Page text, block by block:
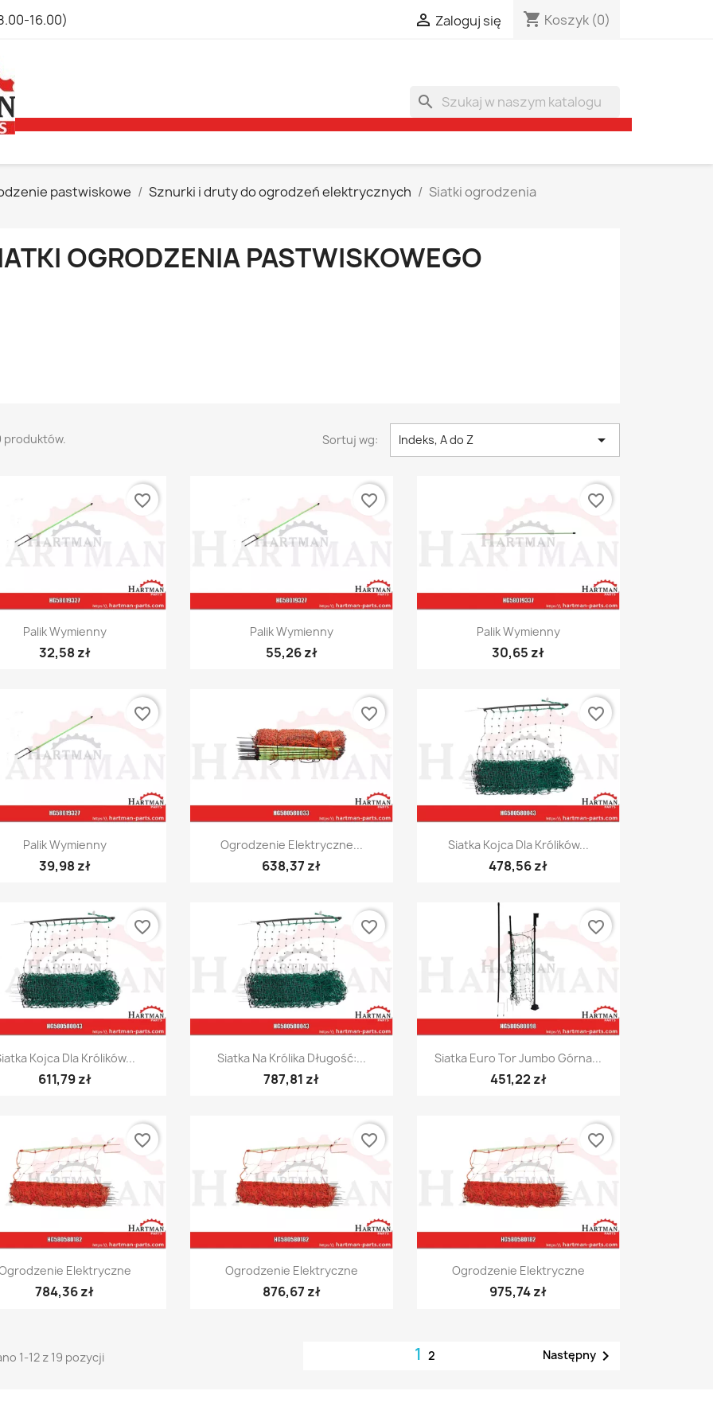
16.00)  Zaloguj się shopping_cart Koszyk (0)
search
pastwiskowe Sznurki i druty do ogrodzeń elektrycznych Siatki ogrodzenia
OGRODZENIA PASTWISKOWEGO
produktów. Sortuj wg: Indeks, A do Z 
Szybki podgląd
Palik Wymienny
32,58 zł
favorite_border
Szybki podgląd
Palik Wymienny
55,26 zł
favorite_border
Szybki podgląd
Palik Wymienny
30,65 zł
favorite_border
Szybki podgląd
Palik Wymienny
39,98 zł
favorite_border
Szybki podgląd
Ogrodzenie Elektryczne...
638,37 zł
favorite_border
 Szybki podgląd
Siatka Kojca Dla Królików...
478,56 zł
favorite_border
 Szybki podgląd
Kojca Dla Królików...
611,79 zł
favorite_border
Szybki podgląd
Siatka Na Królika Długość:...
787,81 zł
favorite_border
Szybki podgląd
Siatka Euro Tor Jumbo Górna...
451,22 zł
favorite_border
Szybki podgląd
Elektryczne
784,36 zł
favorite_border
Szybki podgląd
Ogrodzenie Elektryczne
876,67 zł
favorite_border
Szybki podgląd
Ogrodzenie Elektryczne
975,74 zł
favorite_border
1-12 z 19 pozycji 1 2 Następny